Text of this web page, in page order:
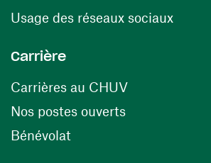
Usage des réseaux sociaux
Carrière
Carrières au CHUV(ouvre une
Nos postes ouverts(ouvre une
Bénévolat